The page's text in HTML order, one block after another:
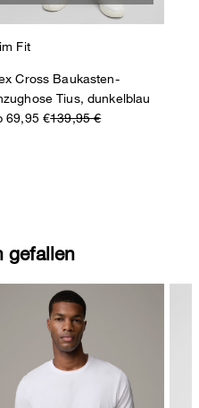
Fit
Cross Baukasten-
Tius, dunkelblau
69,95 €139,95 €
gefallen